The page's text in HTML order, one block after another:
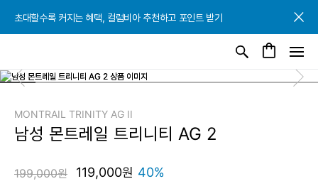
초대할수록 커지는 혜택, 컬럼비아 추천하고 포인트 받기
초대할수록 커지는 혜택, 컬럼비아 추천하고 포인트 받기
초대할수록 커지는 혜택, 컬럼비아 추천하고 포인트 받기
MONTRAIL TRINITY AG II
남성 몬트레일 트리니티 AG 2
199,000원 119,000원 40%